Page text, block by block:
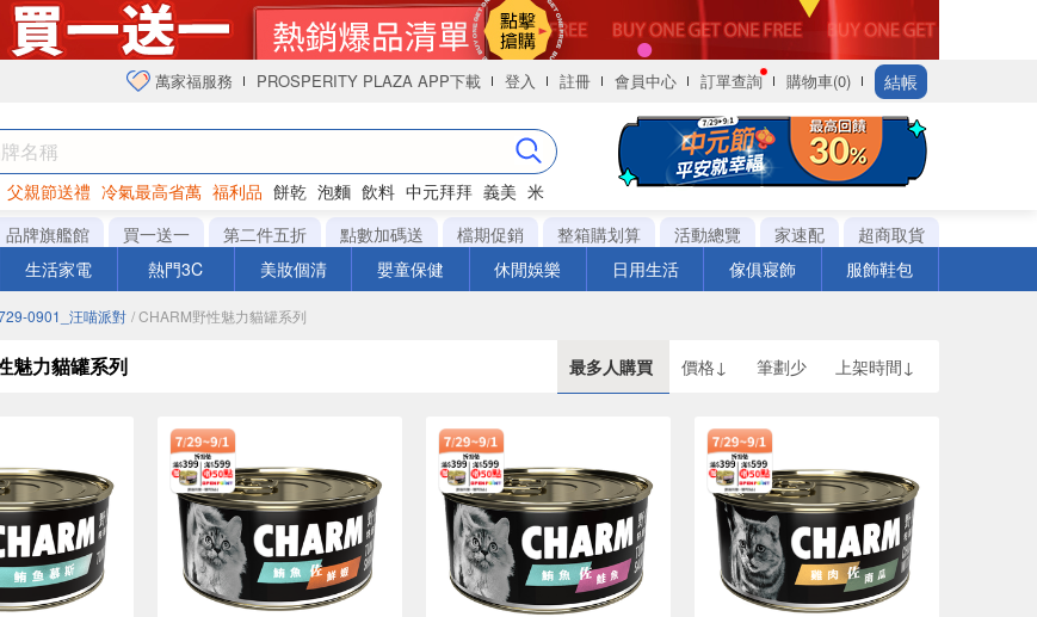
萬家福服務 PROSPERITY PLAZA APP下載 登入 註冊 會員中心 訂單查詢 購物車(0) 結帳
父親節送禮 冷氣最高省萬 福利品 餅乾 泡麵 飲料 中元拜拜 義美 米
紙
品牌旗艦館 買一送一 第二件五折 點數加碼送 檔期促銷 整箱購划算 活動總覽 家速配
超商取貨
生活家電 熱門3C 美妝個清 嬰童保健 休閒娛樂 日用生活 傢俱寢飾 服飾鞋包
0901_汪喵派對 / CHARM野性魅力貓罐系列
魅力貓罐系列 最多人購買 價格↓ 筆劃少 上架時間↓